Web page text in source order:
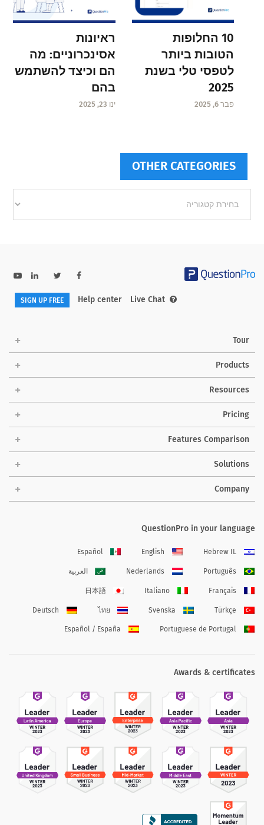
10 החלופות
הטובות ביותר
לטפסי טלי בשנת
2025
פבר 6, 2025
ראיונות
אסינכרוניים: מה
הם וכיצד להשתמש
בהם
ינו 23, 2025
OTHER CATEGORIES
categories
Help center Live Chat
SIGN UP FREE
Tour
Products
Resources
Pricing
Features Comparison
Solutions
Company
QuestionPro in your language
Hebrew IL
English
Español
Português
Nederlands العربية
Français
Italiano
日本語
Türkçe
Svenska
ไทย
Deutsch
Portuguese de Portugal
Español / España
Awards & certificates